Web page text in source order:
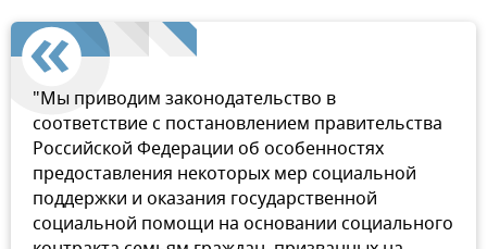
"Мы приводим законодательство в
соответствие с постановлением правительства
Российской Федерации об особенностях
предоставления некоторых мер социальной
поддержки и оказания государственной
социальной помощи на основании социального